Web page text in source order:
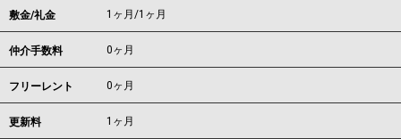
敷金/礼金 1ヶ月/1ヶ月
仲介手数料 0ヶ月
フリーレント 0ヶ月
更新料 1ヶ月